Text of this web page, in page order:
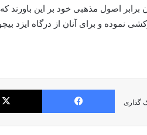
برابر اصول مذهبی خود بر این باورند
نموده و برای آنان از درگاه ایزد
گذاری
فیس بوک